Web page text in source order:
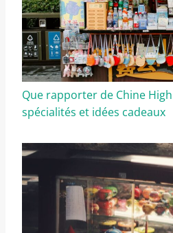
Que rapporter de Chine
spécialités et idées cadeaux